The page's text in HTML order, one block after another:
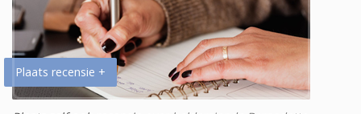
Plaats recensie +